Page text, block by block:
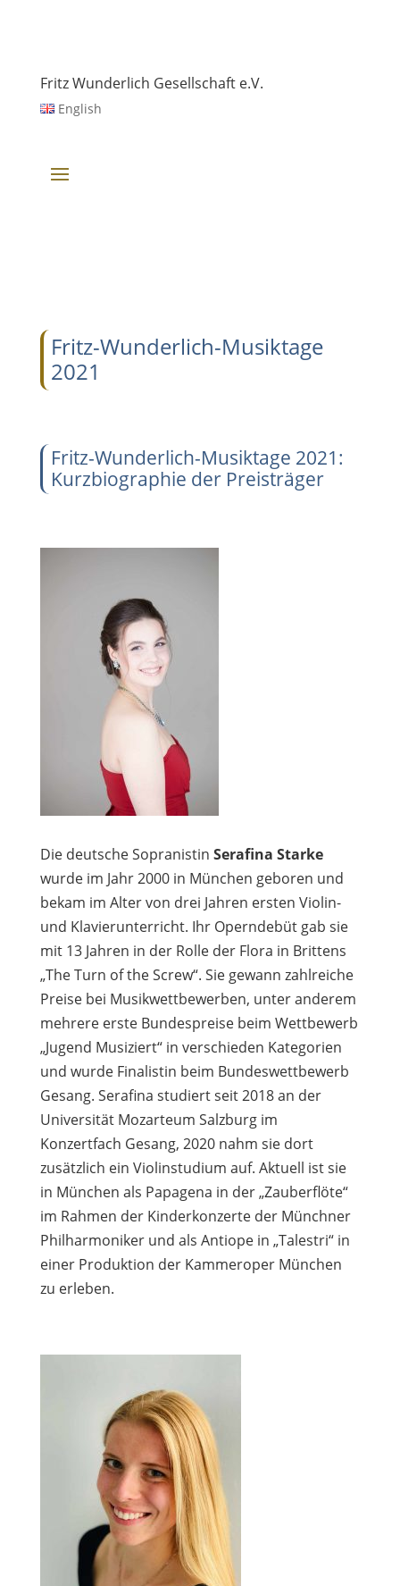
Fritz Wunderlich Gesellschaft e.V.
English
Fritz-Wunderlich-Musiktage
2021
Fritz-Wunderlich-Musiktage 2021:
Kurzbiographie der Preisträger
Die deutsche Sopranistin Serafina Starke
wurde im Jahr 2000 in München geboren und
bekam im Alter von drei Jahren ersten Violin-
und Klavierunterricht. Ihr Operndebüt gab sie
mit 13 Jahren in der Rolle der Flora in Brittens
„The Turn of the Screw“. Sie gewann zahlreiche
Preise bei Musikwettbewerben, unter anderem
mehrere erste Bundespreise beim Wettbewerb
„Jugend Musiziert“ in verschieden Kategorien
und wurde Finalistin beim Bundeswettbewerb
Gesang. Serafina studiert seit 2018 an der
Universität Mozarteum Salzburg im
Konzertfach Gesang, 2020 nahm sie dort
zusätzlich ein Violinstudium auf. Aktuell ist sie
in München als Papagena in der „Zauberflöte“
im Rahmen der Kinderkonzerte der Münchner
Philharmoniker und als Antiope in „Talestri“ in
einer Produktion der Kammeroper München
zu erleben.